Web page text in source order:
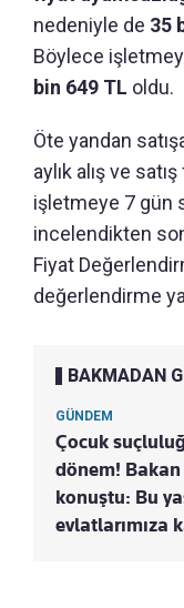
nedeniyle de 35
Böylece
bin 649 TL oldu.
Öte yandan
aylık alış ve
işletmeye 7 gün
incelendikten
Fiyat
değerlendirme
BAKMADAN
GÜNDEM
Çocuk
dönem!
konuştu: Bu
evlatlarımıza